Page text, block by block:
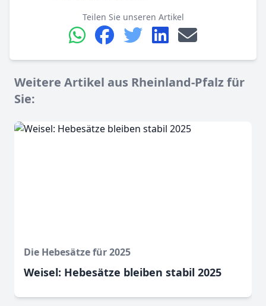
Teilen Sie unseren Artikel
Weitere Artikel aus Rheinland-Pfalz für
Sie:
Die Hebesätze für 2025
Weisel: Hebesätze bleiben stabil 2025